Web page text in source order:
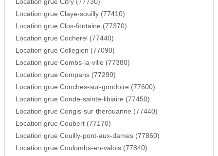
Location grue Citry (77730)
Location grue Claye-souilly (77410)
Location grue Clos-fontaine (77370)
Location grue Cocherel (77440)
Location grue Collegien (77090)
Location grue Combs-la-ville (77380)
Location grue Compans (77290)
Location grue Conches-sur-gondoire (77600)
Location grue Conde-sainte-libiaire (77450)
Location grue Congis-sur-therouanne (77440)
Location grue Coubert (77170)
Location grue Couilly-pont-aux-dames (77860)
Location grue Coulombs-en-valois (77840)